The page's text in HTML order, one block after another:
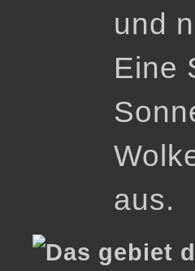
und
Eine
aus.